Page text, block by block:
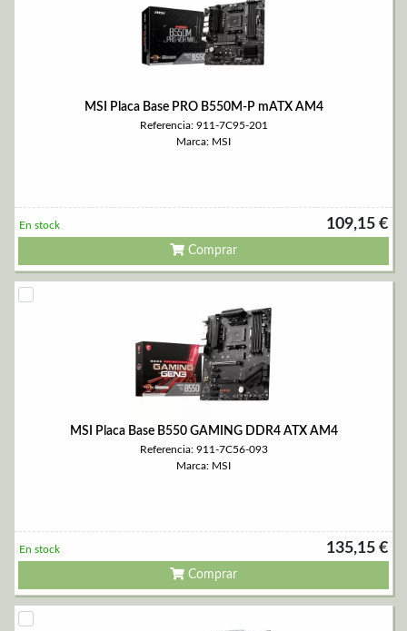
MSI Placa Base PRO B550M-P mATX AM4
Referencia: 911-7C95-201
Marca: MSI
109,15 €
En stock
Comprar
MSI Placa Base B550 GAMING DDR4 ATX AM4
Referencia: 911-7C56-093
Marca: MSI
135,15 €
En stock
Comprar